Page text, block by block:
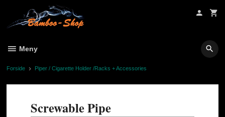
innholdet
Meny
Forside Piper / Cigarette Holder /Racks + Accessories
Screwable Pipe